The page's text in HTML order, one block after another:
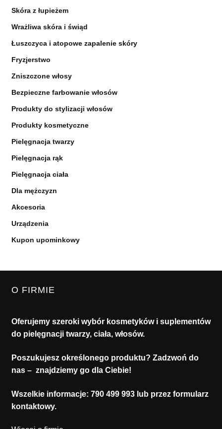
Skóra z łupieżem
Wrażliwa skóra i świąd
Łuszczyca i atopowe zapalenie skóry
Fryzjerstwo
Zniszczone włosy
Bezpieczne farbowanie włosów
Produkty do stylizacji włosów
Produkty kosmetyczne
Pielęgnacja twarzy
Pielęgnacja rąk
Pielęgnacja ciała
Dla mężczyzn
Akcesoria
Urządzenia
Kupon upominkowy
O FIRMIE
Oferujemy szeroki wybór kosmetyków i suplementów
do pielęgnacji twarzy, ciała, włosów.
Poszukujesz określonego produktu? Zadzwoń do
nas – znajdziemy go dla Ciebie!
Wszelkie informacje: 790 499 993lub przez formularz
kontaktowy.